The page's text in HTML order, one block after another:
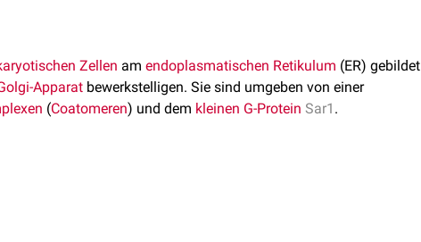
Zellen am endoplasmatischen Retikulum (ER) gebildet
Apparat bewerkstelligen. Sie sind umgeben von einer
(Coatomeren) und dem kleinen G-Protein Sar1 .